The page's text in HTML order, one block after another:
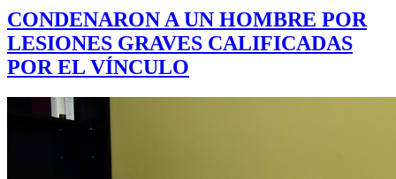
CONDENARON A UN HOMBRE POR
LESIONES GRAVES CALIFICADAS
POR EL VÍNCULO